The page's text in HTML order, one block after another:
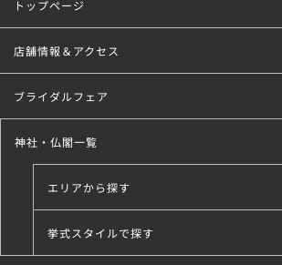
トップページ
店舗情報＆アクセス
ブライダルフェア
神社・仏閣一覧
エリアから探す
挙式スタイルで探す